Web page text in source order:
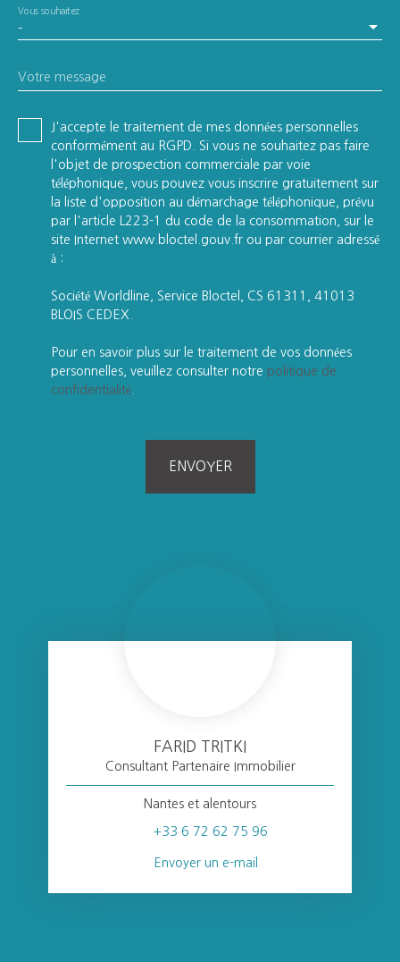
-
Vous souhaitez
Votre message
J'accepte le traitement de mes données personnelles
conformément au RGPD. Si vous ne souhaitez pas faire
l'objet de prospection commerciale par voie
téléphonique, vous pouvez vous inscrire gratuitement sur
la liste d'opposition au démarchage téléphonique, prévu
par l'article L223-1 du code de la consommation, sur le
site Internet www.bloctel.gouv.fr ou par courrier adressé
à :
Société Worldline, Service Bloctel, CS 61311, 41013
BLOIS CEDEX.
Pour en savoir plus sur le traitement de vos données
personnelles, veuillez consulter notre politique de
confidentialité
ENVOYER
FARID TRITKI
Consultant Partenaire Immobilier
Nantes et alentours
+33 6 72 62 75 96
Envoyer un e-mail